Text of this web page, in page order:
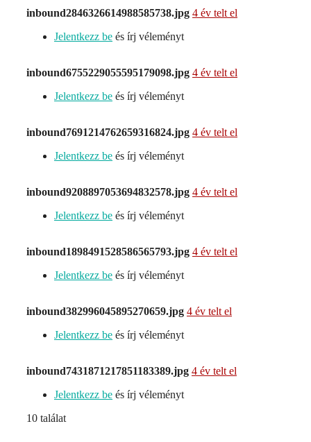
inbound2846326614988585738.jpg 4 év telt el
Jelentkezz be és írj véleményt
inbound6755229055595179098.jpg 4 év telt el
Jelentkezz be és írj véleményt
inbound7691214762659316824.jpg 4 év telt el
Jelentkezz be és írj véleményt
inbound9208897053694832578.jpg 4 év telt el
Jelentkezz be és írj véleményt
inbound1898491528586565793.jpg 4 év telt el
Jelentkezz be és írj véleményt
inbound382996045895270659.jpg 4 év telt el
Jelentkezz be és írj véleményt
inbound7431871217851183389.jpg 4 év telt el
Jelentkezz be és írj véleményt
10 találat